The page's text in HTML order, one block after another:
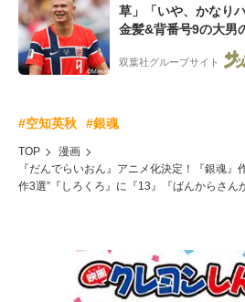
草」「いや、かなり
金髪&背番号9の大男
ー”映像が話題!「元
双葉社グループサイト
#空知英秋 #銀魂
TOP
漫画
『だんでらいおん』アニメ化決定！『銀魂』
作3選”『しろくろ』に『13』『ばんからさん